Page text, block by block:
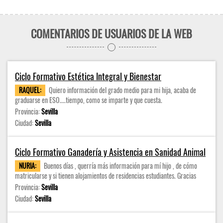
COMENTARIOS DE USUARIOS DE LA WEB
Ciclo Formativo Estética Integral y Bienestar
RAQUEL:
Quiero información del grado medio para mi hija, acaba de
graduarse en ESO....tiempo, como se imparte y que cuesta.
Provincia:Sevilla
Ciudad:Sevilla
Ciclo Formativo Ganadería y Asistencia en Sanidad Animal
NURIA:
Buenos días , querría más información para mí hijo , de cómo
matricularse y si tienen alojamientos de residencias estudiantes. Gracias
Provincia:Sevilla
Ciudad:Sevilla